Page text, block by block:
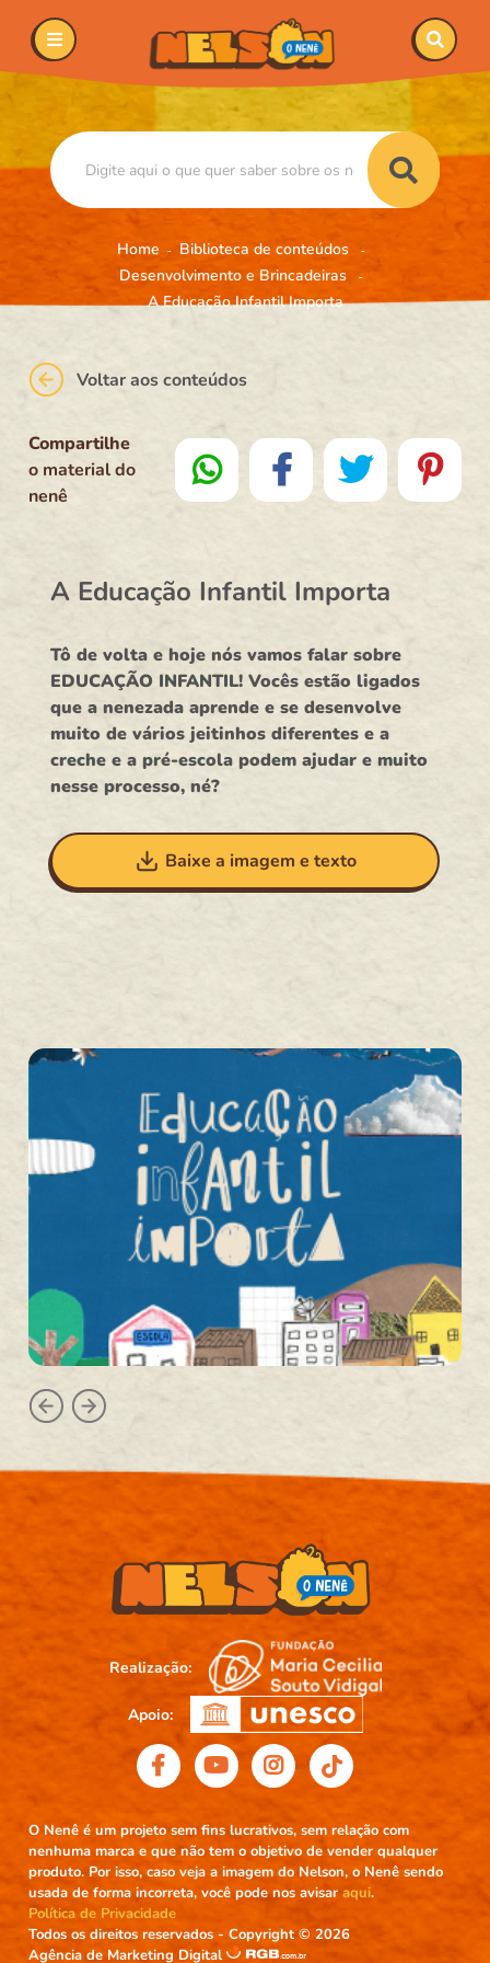
Home
Biblioteca de conteúdos
Desenvolvimento e Brincadeiras
A Educação Infantil Importa
Voltar aos conteúdos
Compartilhe
o material do
nenê
A Educação Infantil Importa
Tô de volta e hoje nós vamos falar sobre
EDUCAÇÃO INFANTIL! Vocês estão ligados
que a nenezada aprende e se desenvolve
muito de vários jeitinhos diferentes e a
creche e a pré-escola podem ajudar e muito
nesse processo, né?
Baixe a imagem e texto
Realização:
Apoio:
O Nenê é um projeto sem fins lucrativos, sem relação com
nenhuma marca e que não tem o objetivo de vender qualquer
produto. Por isso, caso veja a imagem do Nelson, o Nenê sendo
usada de forma incorreta, você pode nos avisar aqui.
Política de Privacidade
Todos os direitos reservados - Copyright © 2026
Agência de Marketing Digital